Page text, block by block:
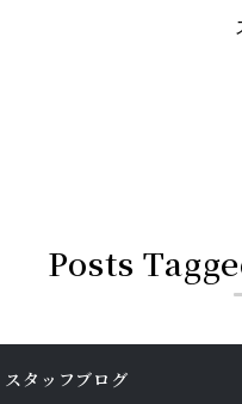
Posts
スタッフブログ